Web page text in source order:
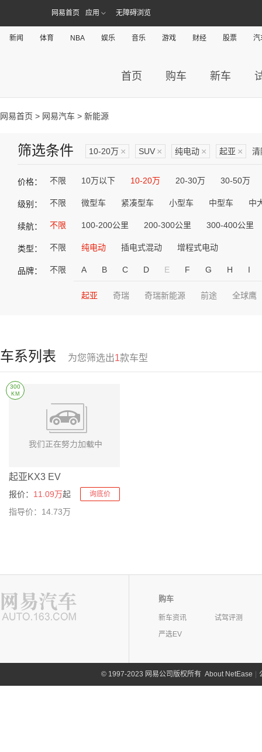
网易首页 应用 无障碍浏览
新闻 体育 NBA 娱乐 音乐 游戏 财经 股票 汽
首页 购车 新车
网易首页 > 网易汽车 > 新能源
筛选条件 10-20万 × SUV × 纯电动 × 起亚 × 清
价格： 不限 10万以下 10-20万 20-30万 30-50万
级别： 不限 微型车 紧凑型车 小型车 中型车 中
续航： 不限 100-200公里 200-300公里 300-400公里
类型： 不限 纯电动 插电式混动 增程式电动
品牌： 不限 A B C D E F G H I
起亚 奇瑞 奇瑞新能源 前途 全球鹰
车系列表 为您筛选出1款车型
起亚KX3 EV
报价： 11.09万起 询底价
指导价：14.73万
300
KM
购车
新车资讯
试驾评测
严选EV
©1997-2023 网易公司版权所有 About NetEase